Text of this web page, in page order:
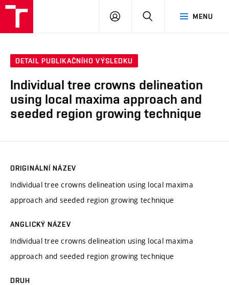
MENU
PŘIHLÁSIT
DETAIL PUBLIKAČNÍHO VÝSLEDKU
Individual tree crowns delineation
using local maxima approach and
seeded region growing technique
ORIGINÁLNÍ NÁZEV
Individual tree crowns delineation using local maxima
approach and seeded region growing technique
ANGLICKÝ NÁZEV
Individual tree crowns delineation using local maxima
approach and seeded region growing technique
DRUH